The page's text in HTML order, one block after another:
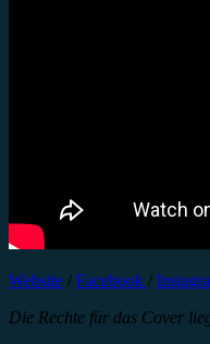
Website / Facebook /
Die Rechte für das Cover